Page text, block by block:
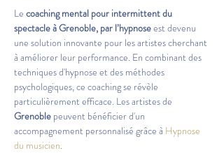
Le coaching mental pour intermittent du
spectacle à Grenoble, par l’hypnose est devenu
une solution innovante pour les artistes cherchant
à améliorer leur performance. En combinant des
techniques d'hypnose et des méthodes
psychologiques, ce coaching se révèle
particulièrement efficace. Les artistes de
Grenoble peuvent bénéficier d'un
accompagnement personnalisé grâce à Hypnose
du musicien.